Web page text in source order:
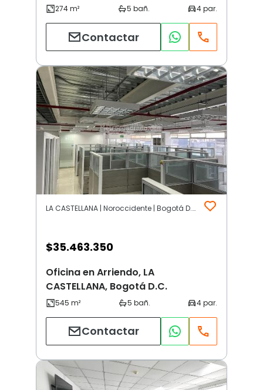
Contactar
LA CASTELLANA | Noroccidente | Bogotá D.C.
$35.463.350
Oficina en Arriendo, LA
CASTELLANA, Bogotá D.C.
Contactar